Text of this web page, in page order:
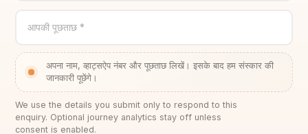
आपकी पूछताछ *
अपना नाम, व्हाट्सऐप नंबर और पूछताछ लिखें। इसके बाद हम संस्कार की
जानकारी पूछेंगे।
We use the details you submit only to respond to this
enquiry. Optional journey analytics stay off unless
consent is enabled.